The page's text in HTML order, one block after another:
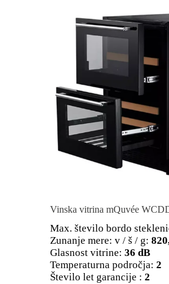
Vinska vitrina mQuvée
Max. število bordo
Zunanje mere: v / š / g:
Glasnost vitrine: 36 dB
Temperaturna področja: 2
Število let garancije : 2